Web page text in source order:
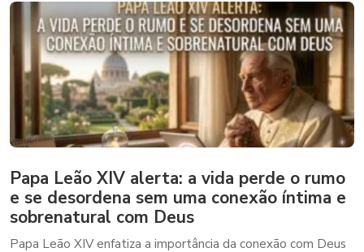
Papa Leão XIV alerta: a vida perde o rumo
e se desordena sem uma conexão íntima e
sobrenatural com Deus
Papa Leão XIV enfatiza a importância da conexão com Deus